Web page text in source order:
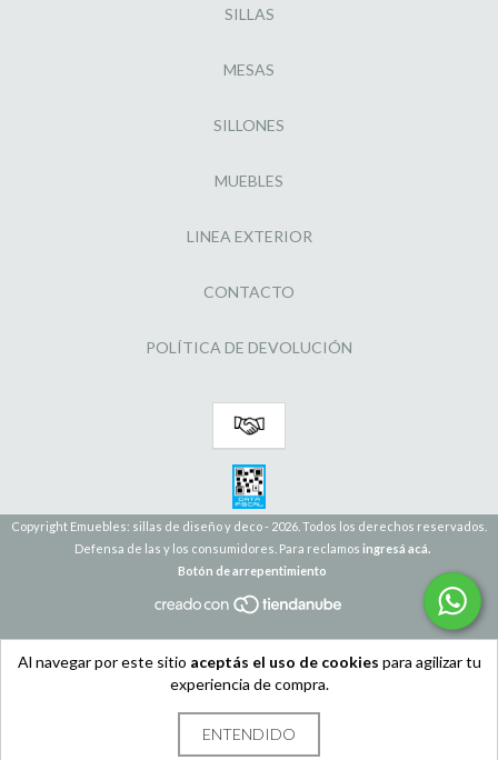
Al navegar por este sitio aceptás el uso de cookies para agilizar tu
experiencia de compra.
ENTENDIDO
SILLAS
MESAS
SILLONES
MUEBLES
LINEA EXTERIOR
CONTACTO
POLÍTICA DE DEVOLUCIÓN
Copyright Emuebles: sillas de diseño y deco - 2026. Todos los derechos reservados.
Defensa de las y los consumidores. Para reclamos ingresá acá.
Botón de arrepentimiento